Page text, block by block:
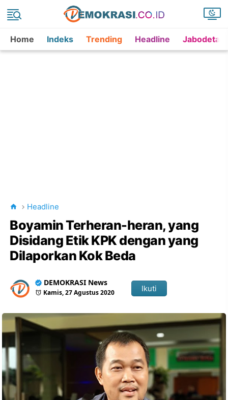
Home Indeks Trending Headline
Headline
Boyamin Terheran-heran, yang
Disidang Etik KPK dengan yang
Dilaporkan Kok Beda
DEMOKRASI News
Kamis, 27 Agustus 2020 Ikuti